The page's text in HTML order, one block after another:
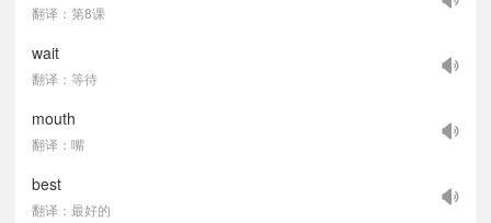
翻译：第8课
wait
翻译：等待
mouth
翻译：嘴
best
翻译：最好的